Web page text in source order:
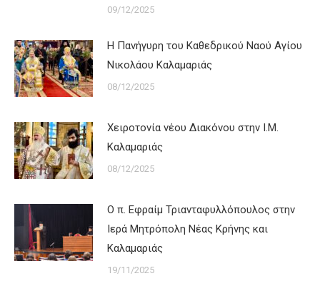
09/12/2025
Η Πανήγυρη του Καθεδρικού Ναού Αγίου
Νικολάου Καλαμαριάς
08/12/2025
Χειροτονία νέου Διακόνου στην Ι.Μ.
Καλαμαριάς
08/12/2025
Ο π. Εφραίμ Τριανταφυλλόπουλος στην
Ιερά Μητρόπολη Νέας Κρήνης και
Καλαμαριάς
19/11/2025